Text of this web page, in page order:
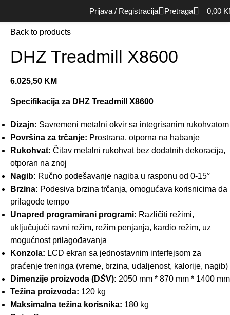
Prijava / Registracija Pretraga 0,00
Cardio oprema Traka za trčanje Kućne trake
Back to products
DHZ Treadmill X8600
6.025,50 KM
Specifikacija za DHZ Treadmill X8600
Dizajn: Savremeni metalni okvir sa integrisanim rukohvatom
Površina za trčanje: Prostrana, otporna na habanje
Rukohvat: Čitav metalni rukohvat bez dodatnih dekoracija,
otporan na znoj
Nagib: Ručno podešavanje nagiba u rasponu od 0-15°
Brzina: Podesiva brzina trčanja, omogućava korisnicima da
prilagode tempo
Unapred programirani programi: Različiti režimi,
uključujući ravni režim, režim penjanja, kardio režim, uz
mogućnost prilagođavanja
Konzola: LCD ekran sa jednostavnim interfejsom za
praćenje treninga (vreme, brzina, udaljenost, kalorije, nagib)
Dimenzije proizvoda (DŠV): 2050 mm * 870 mm * 1400 mm
Težina proizvoda: 120 kg
Maksimalna težina korisnika: 180 kg